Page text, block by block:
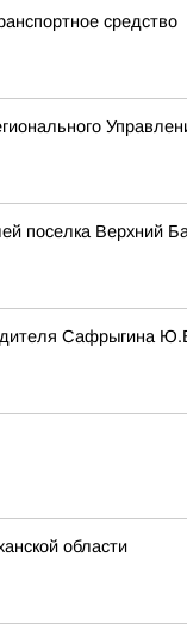
средство
поселка Верхний
Сафрыгина
области